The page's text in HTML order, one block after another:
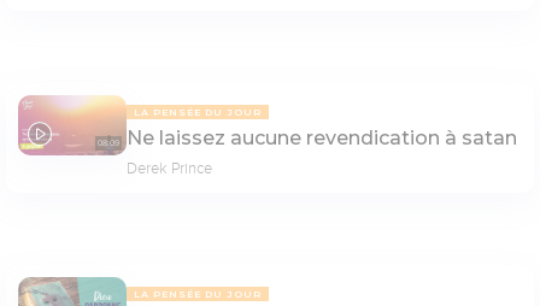
08:09
LA PENSÉE DU JOUR
Ne laissez aucune revendication à satan
Derek Prince
LA PENSÉE DU JOUR